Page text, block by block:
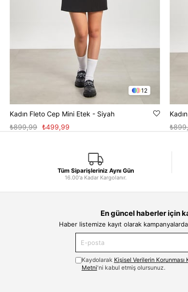
12
Kadın Fleto Cep Mini Etek - Siyah
₺499,99
₺899,99
Tüm Siparişleriniz Aynı Gün
16.00'a Kadar Kargolanır.
En güncel haberler için
Haber listemize kayıt olarak
Kaydolarak Kişisel Verilerin Korunması
Metni'ni kabul etmiş olursunuz.